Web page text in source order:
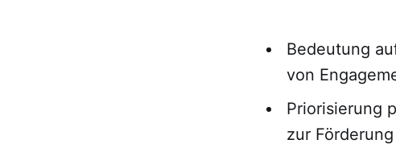
Bedeutung
von
Priorisierung
zur